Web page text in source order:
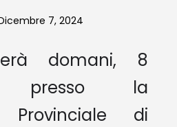
7, 2024
domani, 8
presso la
Provinciale di